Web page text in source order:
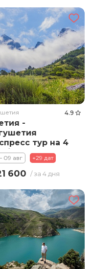
4.9
-
тур на 4
/ 3 ночи)
09 авг +29 дат
600 / за 4 дня